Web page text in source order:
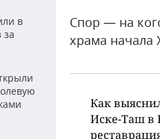
в
за
Спор — на
храма начала
Как
Иске-Таш в